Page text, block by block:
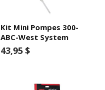
Kit Mini Pompes 300-
ABC-West System
43,95 $